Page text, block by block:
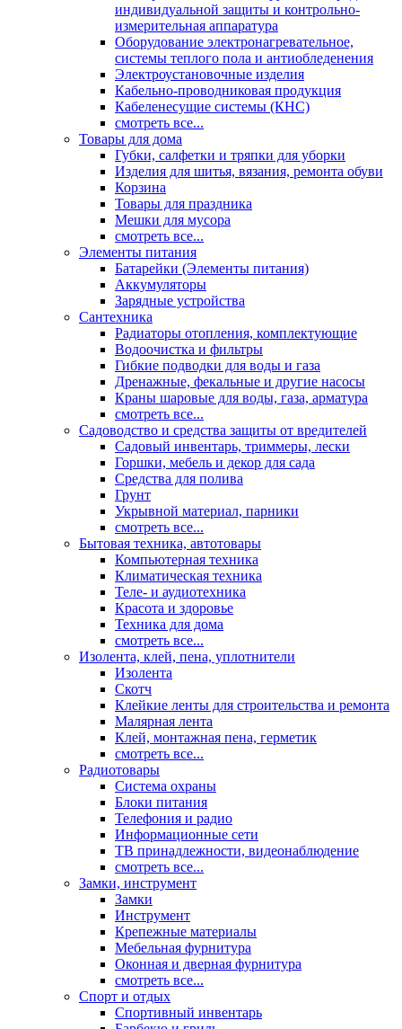
индивидуальной защиты и контрольно-
измерительная аппаратура
Оборудование электронагревательное,
системы теплого пола и антиобледенения
Электроустановочные изделия
Кабельно-проводниковая продукция
Кабеленесущие системы (КНС)
смотреть все...
Товары для дома
Губки, салфетки и тряпки для уборки
Изделия для шитья, вязания, ремонта обуви
Корзина
Товары для праздника
Мешки для мусора
смотреть все...
Элементы питания
Батарейки (Элементы питания)
Аккумуляторы
Зарядные устройства
Сантехника
Радиаторы отопления, комплектующие
Водоочистка и фильтры
Гибкие подводки для воды и газа
Дренажные, фекальные и другие насосы
Краны шаровые для воды, газа, арматура
смотреть все...
Садоводство и средства защиты от вредителей
Садовый инвентарь, триммеры, лески
Горшки, мебель и декор для сада
Средства для полива
Грунт
Укрывной материал, парники
смотреть все...
Бытовая техника, автотовары
Компьютерная техника
Климатическая техника
Теле- и аудиотехника
Красота и здоровье
Техника для дома
смотреть все...
Изолента, клей, пена, уплотнители
Изолента
Скотч
Клейкие ленты для строительства и ремонта
Малярная лента
Клей, монтажная пена, герметик
смотреть все...
Радиотовары
Система охраны
Блоки питания
Телефония и радио
Информационные сети
ТВ принадлежности, видеонаблюдение
смотреть все...
Замки, инструмент
Замки
Инструмент
Крепежные материалы
Мебельная фурнитура
Оконная и дверная фурнитура
смотреть все...
Спорт и отдых
Спортивный инвентарь